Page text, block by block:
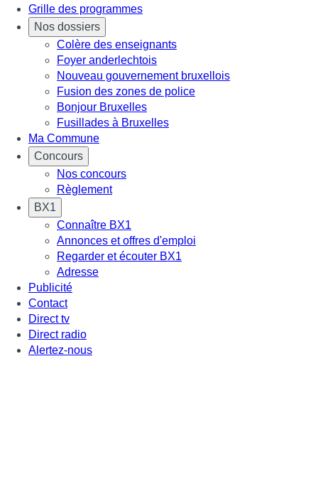
Grille des programmes
Nos dossiers
Colère des enseignants
Foyer anderlechtois
Nouveau gouvernement bruxellois
Fusion des zones de police
Bonjour Bruxelles
Fusillades à Bruxelles
Ma Commune
Concours
Nos concours
Règlement
BX1
Connaître BX1
Annonces et offres d'emploi
Regarder et écouter BX1
Adresse
Publicité
Contact
Direct tv
Direct radio
Alertez-nous